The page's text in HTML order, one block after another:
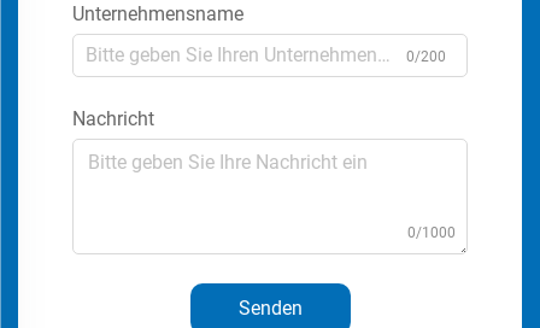
Unternehmensname
0/200
Nachricht
0/1000
Senden